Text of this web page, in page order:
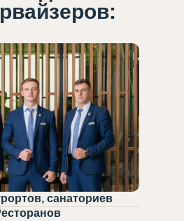
санаториев